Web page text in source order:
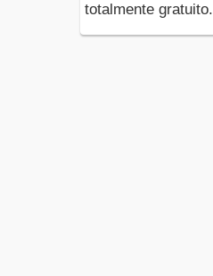
totalmente gratuito.